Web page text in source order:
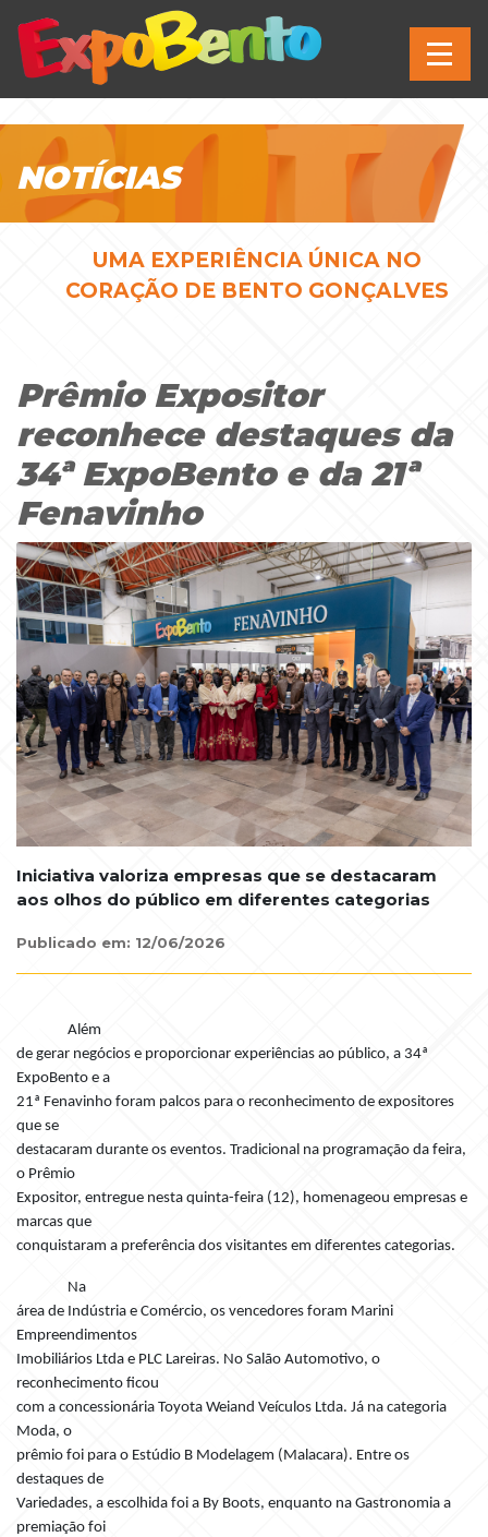
NOTÍCIAS
UMA EXPERIÊNCIA ÚNICA NO
CORAÇÃO DE BENTO GONÇALVES
Prêmio Expositor
reconhece destaques da
34ª ExpoBento e da 21ª
Fenavinho
Iniciativa valoriza empresas que se destacaram
aos olhos do público em diferentes categorias
Publicado em: 12/06/2026
Além
de gerar negócios e proporcionar experiências ao público, a 34ª
ExpoBento e a
21ª Fenavinho foram palcos para o reconhecimento de expositores
que se
destacaram durante os eventos. Tradicional na programação da feira,
o Prêmio
Expositor, entregue nesta quinta-feira (12), homenageou empresas e
marcas que
conquistaram a preferência dos visitantes em diferentes categorias.
Na
área de Indústria e Comércio, os vencedores foram Marini
Empreendimentos
Imobiliários Ltda e PLC Lareiras. No Salão Automotivo, o
reconhecimento ficou
com a concessionária Toyota Weiand Veículos Ltda. Já na categoria
Moda, o
prêmio foi para o Estúdio B Modelagem (Malacara). Entre os
destaques de
Variedades, a escolhida foi a By Boots, enquanto na Gastronomia a
premiação foi